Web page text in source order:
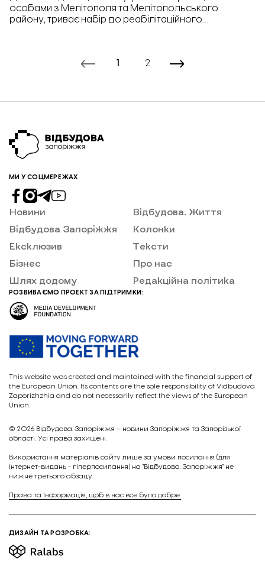
особами з Мелітополя та Мелітопольського
району, триває набір до реабілітаційного
1 2
МИ У СОЦМЕРЕЖАХ
Новини
Відбудова Запоріжжя
Ексклюзив
Бізнес
Шлях додому
Відбудова. Життя
Колонки
Тексти
Про нас
Редакційна політика
РОЗВИВАЄМО ПРОЕКТ ЗА ПІДТРИМКИ:
This website was created and maintained with the financial support of
the European Union. Its contents are the sole responsibility of Vidbudova
Zaporizhzhia and do not necessarily reflect the views of the European
Union.
© 2026 Відбудова. Запоріжжя – новини Запоріжжя та Запорізької
області. Усі права захищені.
Викориcтання матеріалів сайту лише за умови посилання (для
інтернет-видань - гіперпосилання) на "Відбудова. Запоріжжя" не
нижче третього абзацу.
Права та Інформація, щоб в нас все було добре.
ДИЗАЙН ТА РОЗРОБКА: